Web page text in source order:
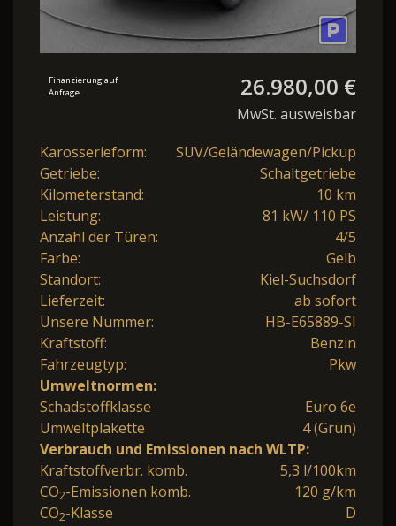
Finanzierung auf
Anfrage
26.980,00 €
MwSt. ausweisbar
Karosserieform:
SUV/Geländewagen/Pickup
Getriebe:
Schaltgetriebe
Kilometerstand:
10 km
Leistung:
81 kW/ 110 PS
Anzahl der Türen:
4/5
Farbe:
Gelb
Standort:
Kiel-Suchsdorf
Lieferzeit:
ab sofort
Unsere Nummer:
HB-E65889-SI
Kraftstoff:
Benzin
Fahrzeugtyp:
Pkw
Umweltnormen:
Schadstoffklasse
Euro 6e
Umweltplakette
4 (Grün)
Verbrauch und Emissionen nach WLTP:
Kraftstoffverbr. komb.
5,3 l/100km
CO2-Emissionen komb.
120 g/km
CO2-Klasse D